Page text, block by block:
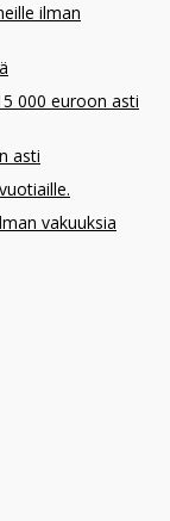
ilman
000 euroon asti
asti
vakuuksia